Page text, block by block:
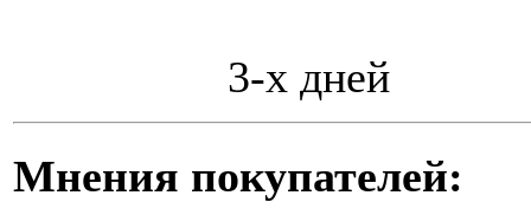
3-х дней
Мнения покупателей: